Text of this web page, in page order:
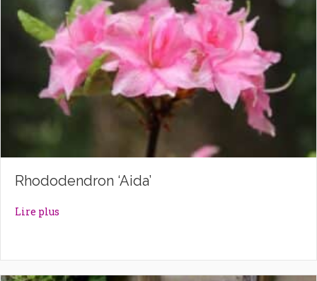
Rhododendron ‘Aida’
Lire plus